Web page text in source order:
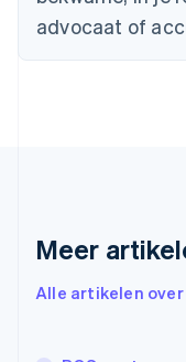
advocaat of
Meer
Alle artikelen
Finland
EnglishSvenska
English
Hongkong SAR,
English简体中文